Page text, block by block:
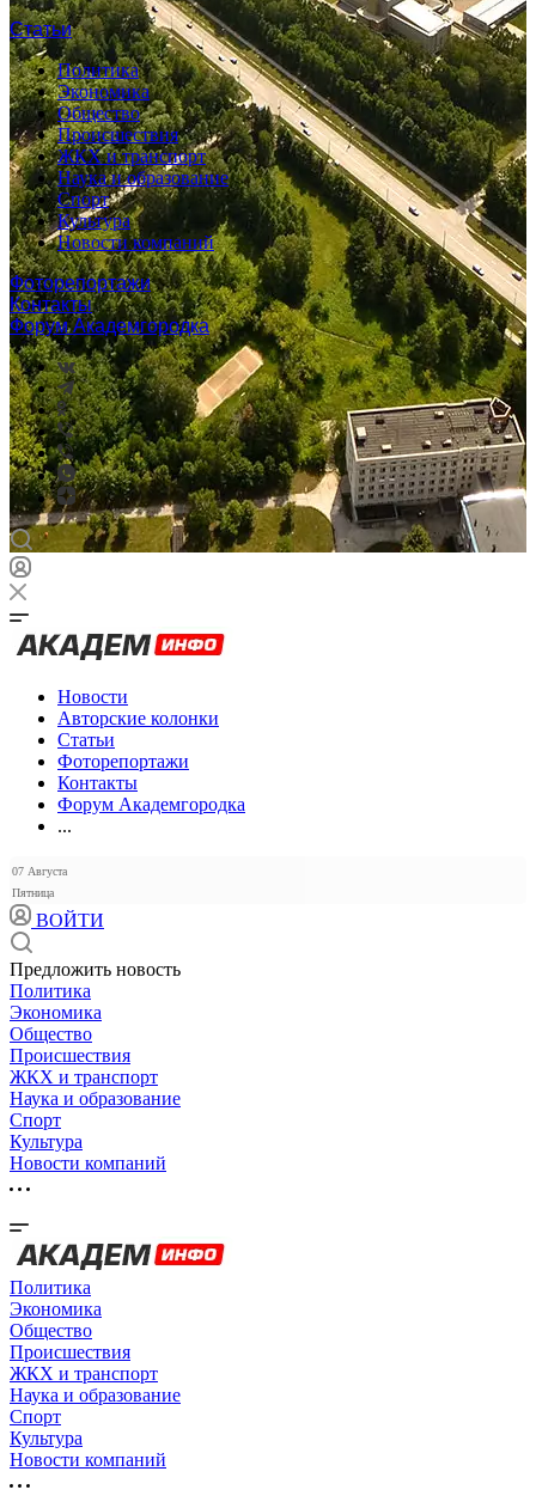
Статьи
Политика
Экономика
Общество
Происшествия
ЖКХ и транспорт
Наука и образование
Спорт
Культура
Новости компаний
Фоторепортажи
Контакты
Форум Академгородка
Новости
Авторские колонки
Статьи
Фоторепортажи
Контакты
Форум Академгородка
...
07 Августа
Пятница
ВОЙТИ
Предложить новость
Политика
Экономика
Общество
Происшествия
ЖКХ и транспорт
Наука и образование
Спорт
Культура
Новости компаний
Политика
Экономика
Общество
Происшествия
ЖКХ и транспорт
Наука и образование
Спорт
Культура
Новости компаний